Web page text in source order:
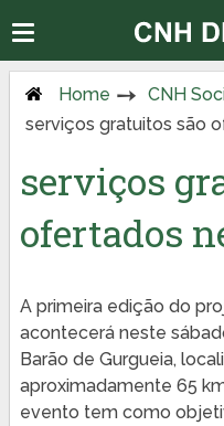
Home
CNH
serviços gratuitos são
serviços
ofertados
A primeira edição do
acontecerá neste
Barão de Gurgueia,
aproximadamente 65
evento tem como